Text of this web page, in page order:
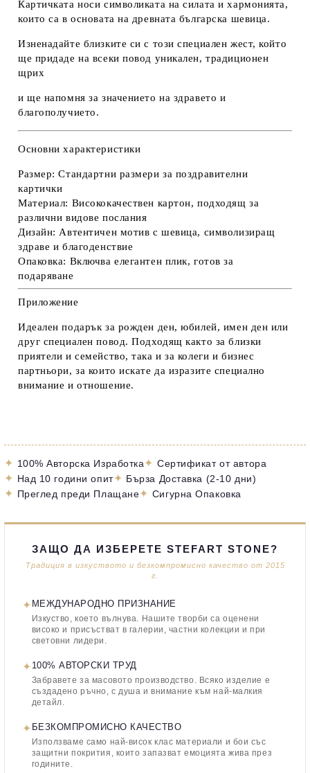
Картичката носи символиката на силата и хармонията,
които са в основата на древната българска шевица.
Изненадайте близките си с този специален жест, който
ще придаде на всеки повод уникален, традиционен
щрих
и ще напомня за значението на здравето и
благополучието.
Основни характеристики
Размер: Стандартни размери за поздравителни
картички
Материал: Висококачествен картон, подходящ за
различни видове послания
Дизайн: Автентичен мотив с шевица, символизиращ
здраве и благоденствие
Опаковка: Включва елегантен плик, готов за
подаряване
Приложение
Идеален подарък за рожден ден, юбилей, имен ден или
друг специален повод. Подходящ както за близки
приятели и семейство, така и за колеги и бизнес
партньори, за които искате да изразите специално
внимание и отношение.
✦ 100% Авторска Изработка✦ Сертификат от автора
✦ Над 10 години опит✦ Бърза Доставка (2-10 дни)
✦ Преглед преди Плащане✦ Сигурна Опаковка
ЗАЩО ДА ИЗБЕРЕТЕ STEFART STONE?
Традиция в изкуството и безкомпромисно качество от 2015
г.
✦ МЕЖДУНАРОДНО ПРИЗНАНИЕ
Изкуство, което вълнува. Нашите творби са оценени
високо и присъстват в галерии, частни колекции и при
световни лидери.
✦ 100% АВТОРСКИ ТРУД
Забравете за масовото производство. Всяко изделие е
създадено ръчно, с душа и внимание към най-малкия
детайл.
✦ БЕЗКОМПРОМИСНО КАЧЕСТВО
Използваме само най-висок клас материали и бои със
защитни покрития, които запазват емоцията жива през
годините.